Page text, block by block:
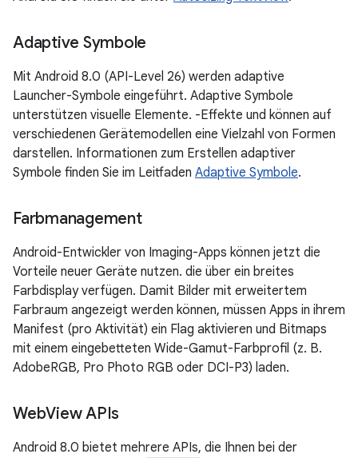
Adaptive Symbole
Mit Android 8.0 (API-Level 26) werden adaptive
Launcher-Symbole eingeführt. Adaptive Symbole
unterstützen visuelle Elemente. -Effekte und können auf
verschiedenen Gerätemodellen eine Vielzahl von Formen
darstellen. Informationen zum Erstellen adaptiver
Symbole finden Sie im Leitfaden Adaptive Symbole.
Farbmanagement
Android-Entwickler von Imaging-Apps können jetzt die
Vorteile neuer Geräte nutzen. die über ein breites
Farbdisplay verfügen. Damit Bilder mit erweitertem
Farbraum angezeigt werden können, müssen Apps in ihrem
Manifest (pro Aktivität) ein Flag aktivieren und Bitmaps
mit einem eingebetteten Wide-Gamut-Farbprofil (z. B.
AdobeRGB, Pro Photo RGB oder DCI-P3) laden.
WebView APIs
Android 8.0 bietet mehrere APIs, die Ihnen bei der